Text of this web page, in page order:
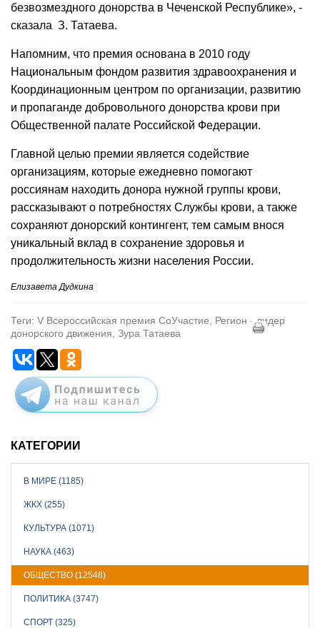
безвозмездного донорства в Чеченской Республике», -
сказала З. Татаева.
Напомним, что премия основана в 2010 году
Национальным фондом развития здравоохранения и
Координационным центром по организации, развитию
и пропаганде добровольного донорства крови при
Общественной палате Российской Федерации.
Главной целью премии является содействие
организациям, которые ежедневно помогают
россиянам находить донора нужной группы крови,
рассказывают о потребностях Службы крови, а также
сохраняют донорский контингент, тем самым внося
уникальный вклад в сохранение здоровья и
продолжительность жизни населения России.
Елизавета Дудкина
Теги: V Всероссийская премия СоУчастие, Регион - лидер
донорского движения, Зура Татаева
КАТЕГОРИИ
В МИРЕ (1185)
ЖКХ (255)
КУЛЬТУРА (1071)
НАУКА (463)
ОБЩЕСТВО (12548)
ПОЛИТИКА (3747)
СПОРТ (325)